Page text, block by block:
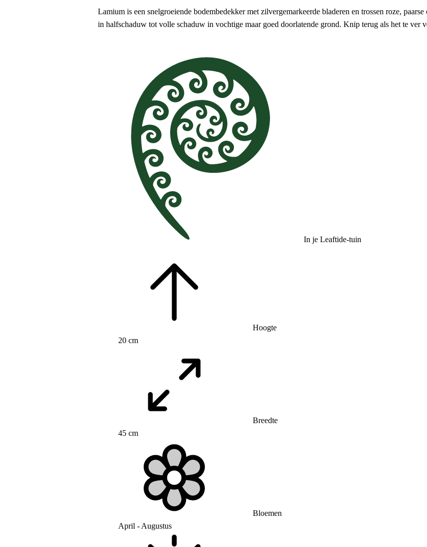
Lamium is een snelgroeiende bodembedekker met zilvergemarkeerde bladeren en trossen roze,
in halfschaduw tot volle schaduw in vochtige maar goed doorlatende grond. Knip terug als het te ver
In je Leaftide-tuin
Hoogte
20 cm
Breedte
45 cm
Bloemen
April - Augustus